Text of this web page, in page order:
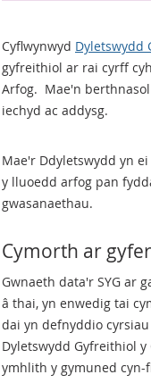
Cyflwynwyd Dyletswydd
gyfreithiol ar rai cyrff
Arfog. Mae'n
iechyd ac addysg.
Mae'r Ddyletswydd yn
y lluoedd arfog pan
gwasanaethau.
Cymorth ar
Gwnaeth data'r SYG ar
â thai, yn enwedig tai
dai yn defnyddio
Dyletswydd Gyfreithiol
ymhlith y gymuned